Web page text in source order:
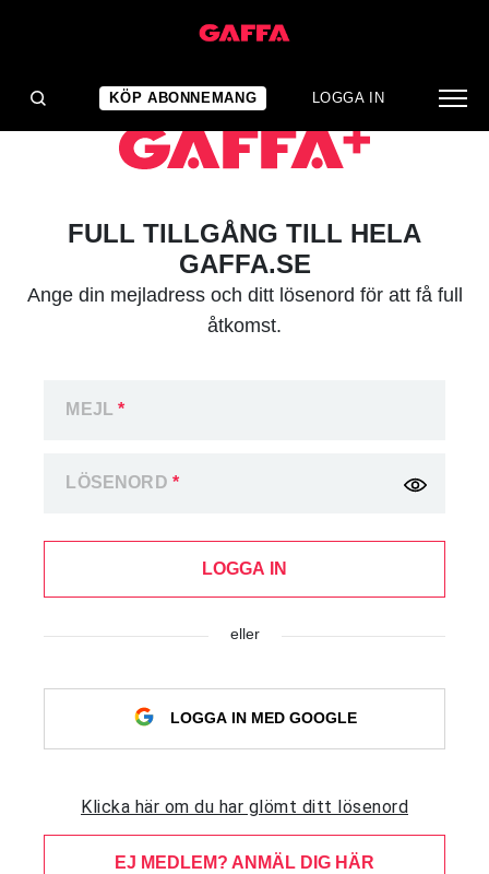
KÖP ABONNEMANG LOGGA IN
FULL TILLGÅNG TILL HELA
GAFFA.SE
Ange din mejladress och ditt lösenord för att få full
åtkomst.
MEJL*
LÖSENORD *
LOGGA IN
eller
LOGGA IN MED GOOGLE
Klicka här om du har glömt ditt lösenord
EJ MEDLEM? ANMÄL DIG HÄR